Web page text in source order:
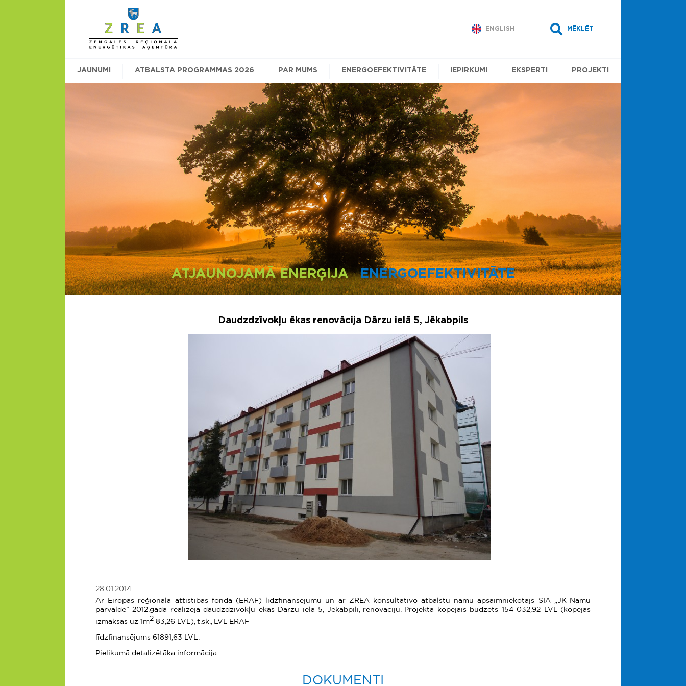
ENGLISH MĒKLĒT
JAUNUMI ATBALSTA PROGRAMMAS 2026 PAR MUMS ENERGOEFEKTIVITĀTE IEPIRKUMI EKSPERTI PROJEKTI
ATJAUNOJAMĀ ENERĢIJA ENERGOEFEKTIVITĀTE
Daudzdzīvokļu ēkas renovācija Dārzu ielā 5, Jēkabpils
28.01.2014
Ar Eiropas reģionālā attīstības fonda (ERAF) līdzfinansējumu un ar ZREA konsultatīvo atbalstu namu apsaimniekotājs SIA „JK Namu
pārvalde” 2012.gadā realizēja daudzdzīvokļu ēkas Dārzu ielā 5, Jēkabpilī, renovāciju. Projekta kopējais budžets 154 032,92 LVL (kopējās
izmaksas uz 1m2 83,26 LVL), t.sk., LVL ERAF
līdzfinansējums 61891,63 LVL.
Pielikumā detalizētāka informācija.
DOKUMENTI